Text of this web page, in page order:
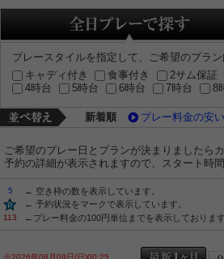
プレースタイルを指定して、ご希望のプラ
キャディ付き
食事付き 2サム保証
4時台
5時台 6時台 7時台 8
新着順 プレー料金の安
ご希望のプレー日とプランが決まりましたら
予約の詳細が表示されますので、スタート時
5
← 空き枠の数を表示しています。
← 予約状況をマークで表示しています。
113 ←プレー料金の100円単位までを表示しております
※2026年08月09日(日)00:25